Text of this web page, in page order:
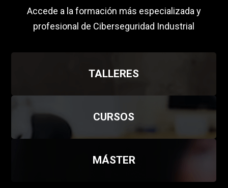
Accede a la formación más especializada y
profesional de Ciberseguridad Industrial
TALLERES
CURSOS
MÁSTER